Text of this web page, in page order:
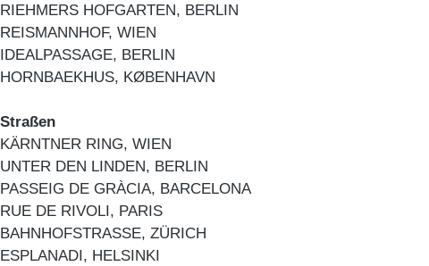
RIEHMERS HOFGARTEN, BERLIN
REISMANNHOF, WIEN
IDEALPASSAGE, BERLIN
HORNBAEKHUS, KØBENHAVN
Straßen
KÄRNTNER RING, WIEN
UNTER DEN LINDEN, BERLIN
PASSEIG DE GRÀCIA, BARCELONA
RUE DE RIVOLI, PARIS
BAHNHOFSTRASSE, ZÜRICH
ESPLANADI, HELSINKI